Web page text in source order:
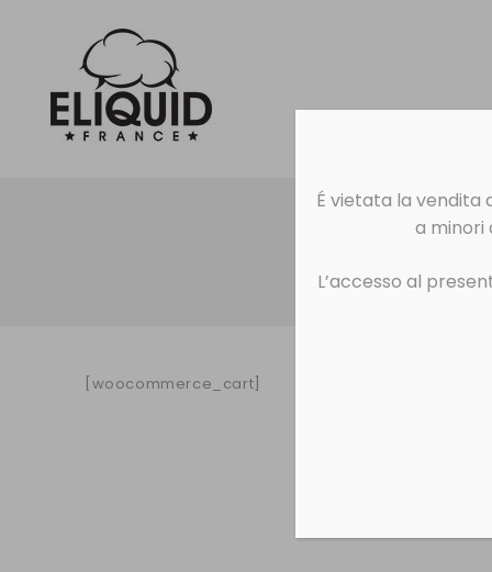
[woocommerce_cart]
É vietata la vendita
a minori
L’accesso al